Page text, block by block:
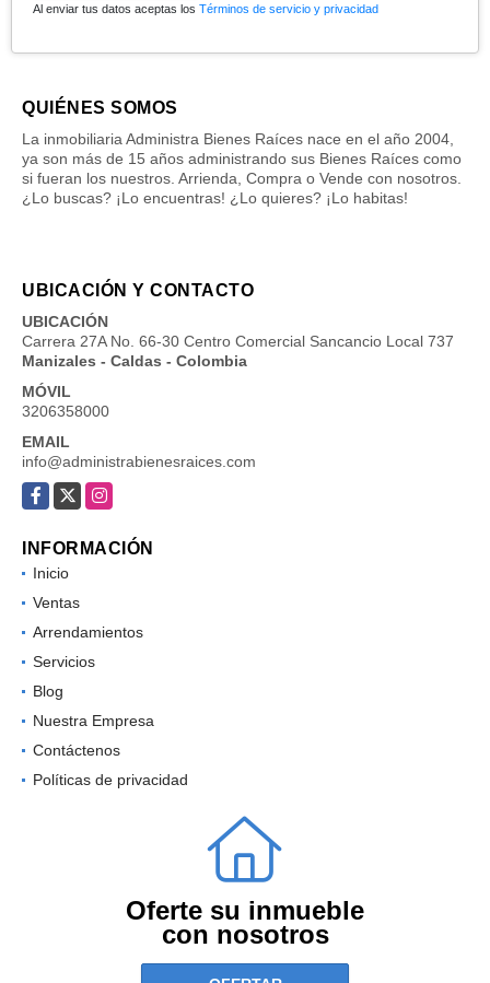
Al enviar tus datos aceptas los Términos de servicio y privacidad
QUIÉNES SOMOS
La inmobiliaria Administra Bienes Raíces nace en el año 2004,
ya son más de 15 años administrando sus Bienes Raíces como
si fueran los nuestros. Arrienda, Compra o Vende con nosotros.
¿Lo buscas? ¡Lo encuentras! ¿Lo quieres? ¡Lo habitas!
UBICACIÓN Y CONTACTO
UBICACIÓN
Carrera 27A No. 66-30 Centro Comercial Sancancio Local 737
Manizales - Caldas - Colombia
MÓVIL
3206358000
EMAIL
info@administrabienesraices.com
Facebook
X Instagram
INFORMACIÓN
Inicio
Ventas
Arrendamientos
Servicios
Blog
Nuestra Empresa
Contáctenos
Políticas de privacidad
Oferte su inmueble
con nosotros